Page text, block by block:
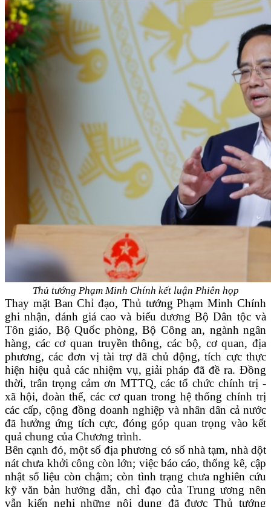
Thủ tướng Phạm Minh Chính kết luận Phiên họp
Thay mặt Ban Chỉ đạo, Thủ tướng Phạm Minh Chính
ghi nhận, đánh giá cao và biểu dương Bộ Dân tộc và
Tôn giáo, Bộ Quốc phòng, Bộ Công an, ngành ngân
hàng, các cơ quan truyền thông, các bộ, cơ quan, địa
phương, các đơn vị tài trợ đã chủ động, tích cực thực
hiện hiệu quả các nhiệm vụ, giải pháp đã đề ra. Đồng
thời, trân trọng cảm ơn MTTQ, các tổ chức chính trị -
xã hội, đoàn thể, các cơ quan trong hệ thống chính trị
các cấp, cộng đồng doanh nghiệp và nhân dân cả nước
đã hưởng ứng tích cực, đóng góp quan trọng vào kết
quả chung của Chương trình.
Bên cạnh đó, một số địa phương có số nhà tạm, nhà dột
nát chưa khởi công còn lớn; việc báo cáo, thống kê, cập
nhật số liệu còn chậm; còn tình trạng chưa nghiên cứu
kỹ văn bản hướng dẫn, chỉ đạo của Trung ương nên
vẫn kiến nghị những nội dung đã được Thủ tướng